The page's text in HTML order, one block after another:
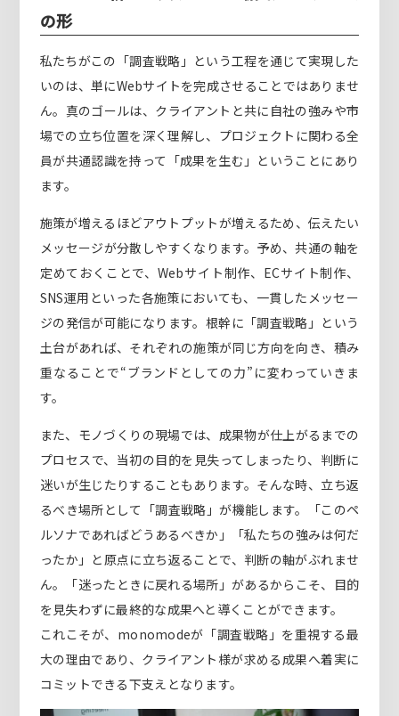
の形
私たちがこの「調査戦略」という工程を通じて実現した
いのは、単にWebサイトを完成させることではありませ
ん。真のゴールは、クライアントと共に自社の強みや市
場での立ち位置を深く理解し、プロジェクトに関わる全
員が共通認識を持って「成果を生む」ということにあり
ます。
施策が増えるほどアウトプットが増えるため、伝えたい
メッセージが分散しやすくなります。予め、共通の軸を
定めておくことで、Webサイト制作、ECサイト制作、
SNS運用といった各施策においても、一貫したメッセー
ジの発信が可能になります。根幹に「調査戦略」という
土台があれば、それぞれの施策が同じ方向を向き、積み
重なることで“ブランドとしての力”に変わっていきま
す。
また、モノづくりの現場では、成果物が仕上がるまでの
プロセスで、当初の目的を見失ってしまったり、判断に
迷いが生じたりすることもあります。そんな時、立ち返
るべき場所として「調査戦略」が機能します。「このペ
ルソナであればどうあるべきか」「私たちの強みは何だ
ったか」と原点に立ち返ることで、判断の軸がぶれませ
ん。「迷ったときに戻れる場所」があるからこそ、目的
を見失わずに最終的な成果へと導くことができます。
これこそが、monomodeが「調査戦略」を重視する最
大の理由であり、クライアント様が求める成果へ着実に
コミットできる下支えとなります。